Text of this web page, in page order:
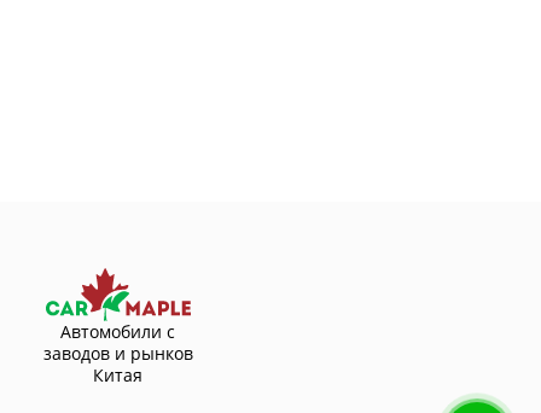
Автомобили с
заводов и рынков
Китая